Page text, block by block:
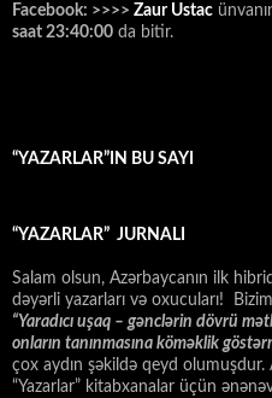
Facebook: >>>> Zaur Ustac
saat 23:40:00 da bitir.
“YAZARLAR”IN BU SAYI
“YAZARLAR” JURNALI
Salam olsun, Azərbaycanın ilk
dəyərli yazarları və oxucuları!
“Yaradıcı uşaq – gәnclәrin dövrü
onların tanınmasına kömәklik
çox aydın şəkildə qeyd
“Yazarlar” kitabxanalar üçün